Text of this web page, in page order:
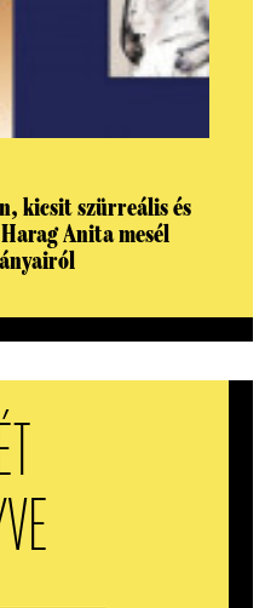
kicsit szürreális és
Anita mesél